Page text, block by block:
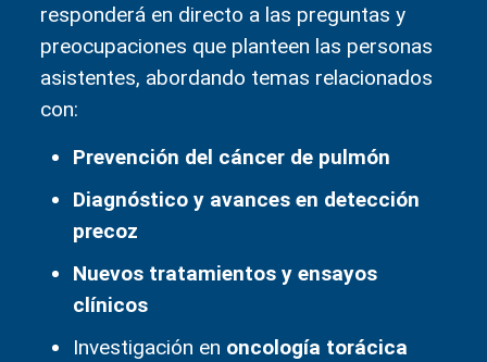
responderá en directo a las preguntas y
preocupaciones que planteen las personas
asistentes, abordando temas relacionados
con:
Prevención del cáncer de pulmón
Diagnóstico y avances en detección
precoz
Nuevos tratamientos y ensayos
clínicos
Investigación en oncología torácica